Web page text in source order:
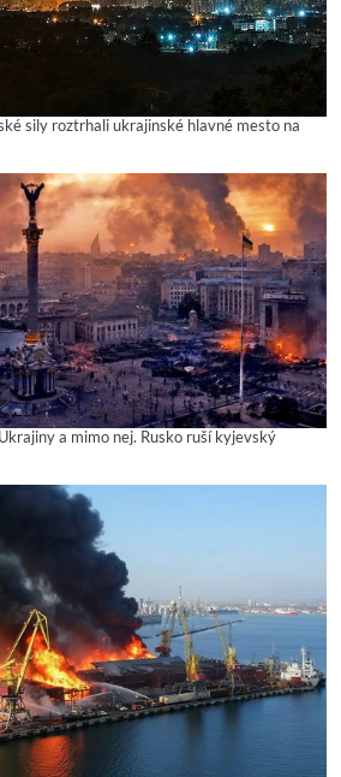
sily roztrhali ukrajinské hlavné mesto na
a mimo nej. Rusko ruší kyjevský